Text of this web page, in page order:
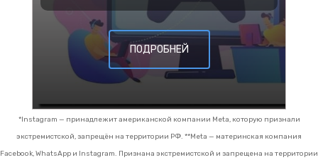
ПОДРОБНЕЙ
*Instagram — принадлежит американской компании Meta, которую признали
экстремистской, запрещён на территории РФ. **Meta — материнская компания
Facebook, WhatsApp и Instagram. Признана экстремистской и запрещена на территории